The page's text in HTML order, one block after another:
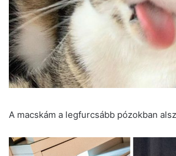
A macskám a legfurcsább pózokban